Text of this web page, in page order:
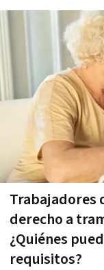
Trabajadores
derecho a
¿Quiénes
requisitos?